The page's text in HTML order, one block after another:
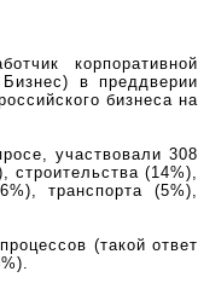
корпоративной
в преддверии
бизнеса на
участвовали 308
(14%),
транспорта (5%),
(такой ответ